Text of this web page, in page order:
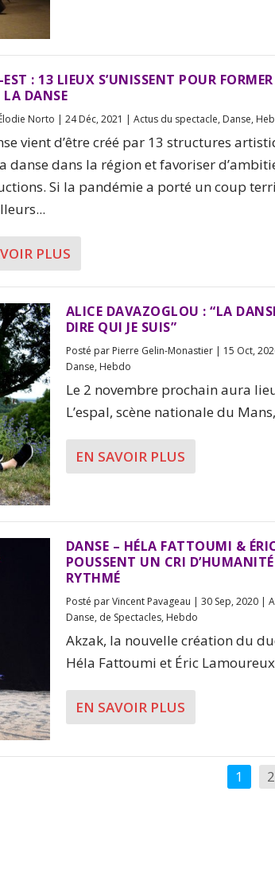
: 13 LIEUX S’UNISSENT POUR
LA DANSE
Norto |24 Déc, 2021 |Actus du spectacle, Danse,
vient d’être créé par 13 structures
danse dans la région et favoriser
Si la pandémie a porté un coup
PLUS
ALICE DAVAZOGLOU : “LA
DIRE QUI JE SUIS”
Posté par Pierre Gelin-Monastier| 15 Oct,
Danse, Hebdo
Le 2 novembre prochain aura
L’espal, scène nationale du
EN SAVOIR PLUS
DANSE – HÉLA FATTOUMI &
POUSSENT UN CRI
RYTHMÉ
Posté parVincent Pavageau | 30 Sep, 2020|
Danse, de Spectacles, Hebdo
Akzak, la nouvelle création du
Héla Fattoumi et Éric
EN SAVOIR PLUS
1 2